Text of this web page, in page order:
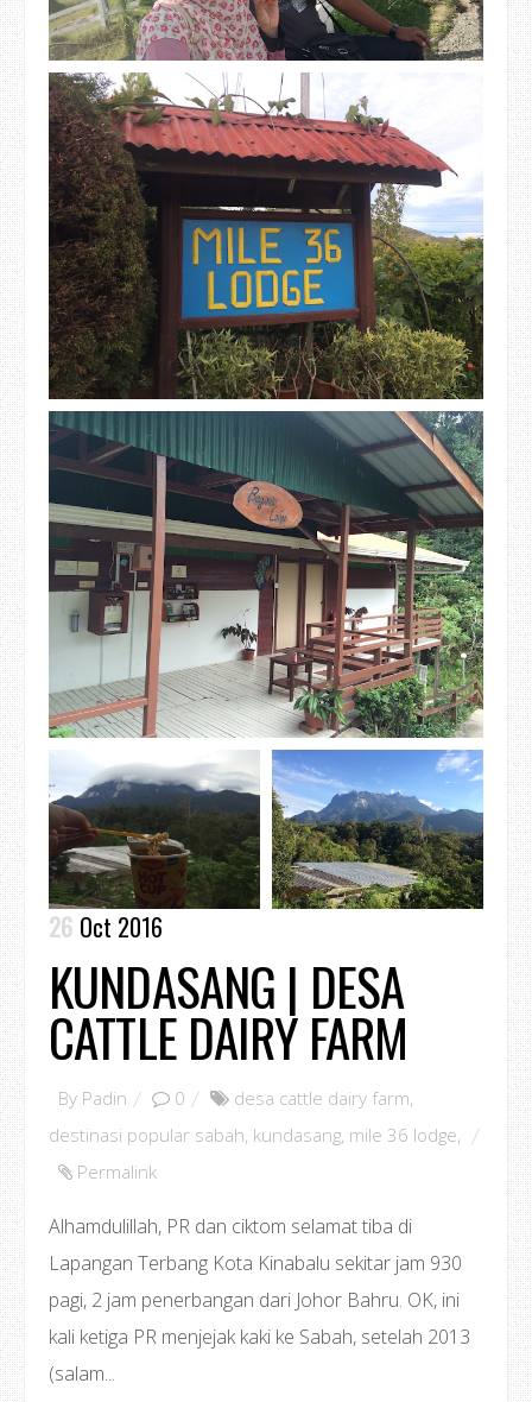
26 Oct 2016
KUNDASANG | DESA
CATTLE DAIRY FARM
By Padin 0 desa cattle dairy farm,
destinasi popular sabah, kundasang, mile 36 lodge,
Permalink
Alhamdulillah, PR dan ciktom selamat tiba di
Lapangan Terbang Kota Kinabalu sekitar jam 930
pagi, 2 jam penerbangan dari Johor Bahru. OK, ini
kali ketiga PR menjejak kaki ke Sabah, setelah 2013
(salam...